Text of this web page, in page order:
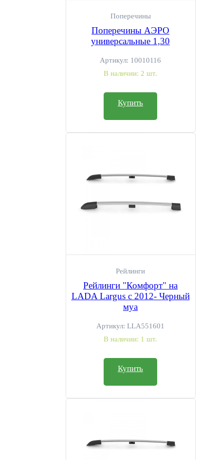
Поперечины
Поперечины АЭРО
универсальные 1,30
Артикул: 10010116
В наличии: 2 шт.
Купить
Рейлинги
Рейлинги "Комфорт" на
LADA Largus с 2012- Черный
муа
Артикул: LLA551601
В наличии: 1 шт.
Купить